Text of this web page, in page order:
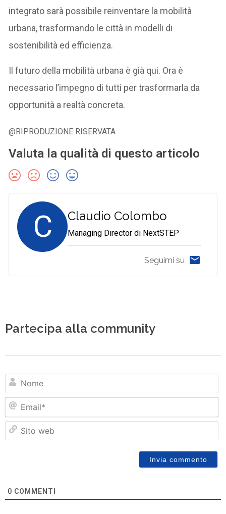
integrato sarà possibile reinventare la mobilità
urbana, trasformando le città in modelli di
sostenibilità ed efficienza.
Il futuro della mobilità urbana è già qui. Ora è
necessario l’impegno di tutti per trasformarla da
opportunità a realtà concreta.
@RIPRODUZIONE RISERVATA
Valuta la qualità di questo articolo
C Claudio Colombo
Managing Director di NextSTEP
Seguimi su
Partecipa alla community
0 COMMENTI